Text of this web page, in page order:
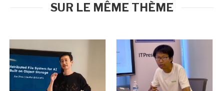
SUR LE MÊME THÈME